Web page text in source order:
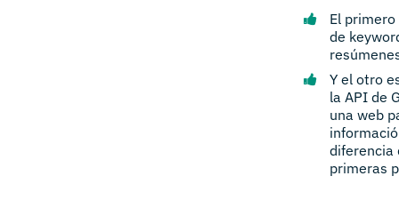
El
de
Y el otro
la API de
una web
diferencia
primeras